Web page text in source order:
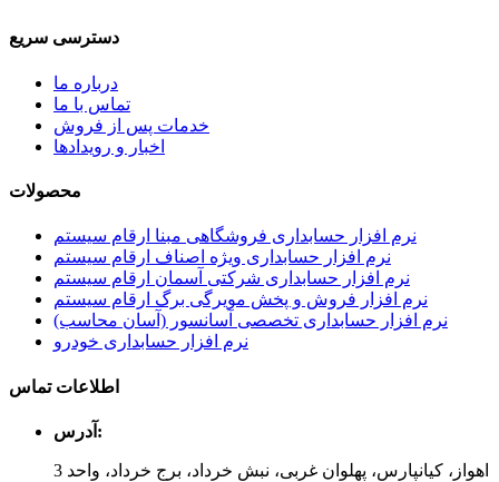
دسترسی سریع
درباره ما
تماس با ما
خدمات پس از فروش
اخبار و رویدادها
محصولات
نرم افزار حسابداری فروشگاهی مبنا ارقام سیستم
نرم افزار حسابداری ویژه اصناف ارقام سیستم
نرم افزار حسابداری شرکتی آسمان ارقام سیستم
نرم افزار فروش و پخش مویرگی برگ ارقام سیستم
نرم افزار حسابداری تخصصی آسانسور (آسان محاسب)
نرم افزار حسابداری خودرو
اطلاعات تماس
آدرس:
اهواز، کیانپارس، پهلوان غربی، نبش خرداد، برج خرداد، واحد 3